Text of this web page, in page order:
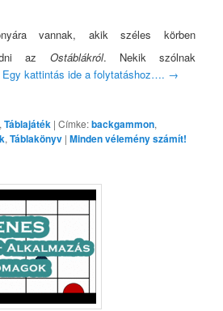
vannak, akik széles körben
az Ostáblákról. Nekik szólnak
Egy kattintás ide a folytatáshoz…. →
,Táblajáték |Címke:backgammon,
,Táblakönyv |Minden vélemény számít!